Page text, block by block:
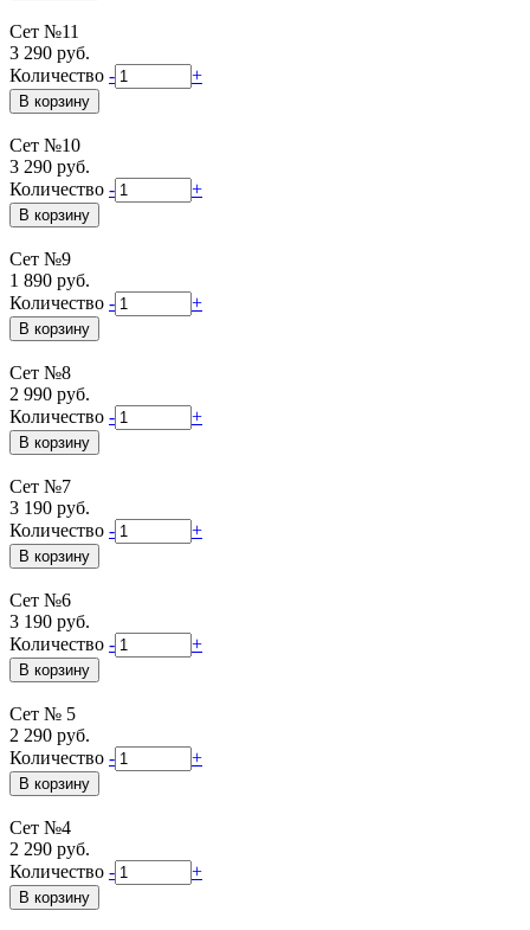
Сет №11
3 290 руб.
Количество - +
Сет №10
3 290 руб.
Количество - +
Сет №9
1 890 руб.
Количество - +
Сет №8
2 990 руб.
Количество - +
Сет №7
3 190 руб.
Количество - +
Сет №6
3 190 руб.
Количество - +
Сет № 5
2 290 руб.
Количество - +
Сет №4
2 290 руб.
Количество - +